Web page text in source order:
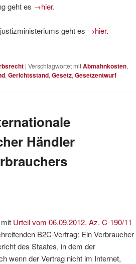
geht es →hier.
geht es →hier.
| Verschlagwortet mitAbmahnkosten,
, Gerichtsstand, Gesetz, Gesetzentwurf
Händler
Urteil vom 06.09.2012, Az. C-190/11
B2C-Vertrag: Ein Verbraucher
des Staates, in dem der
wenn der Vertrag nicht im Internet,